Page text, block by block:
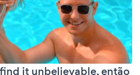
it unbelievable, então